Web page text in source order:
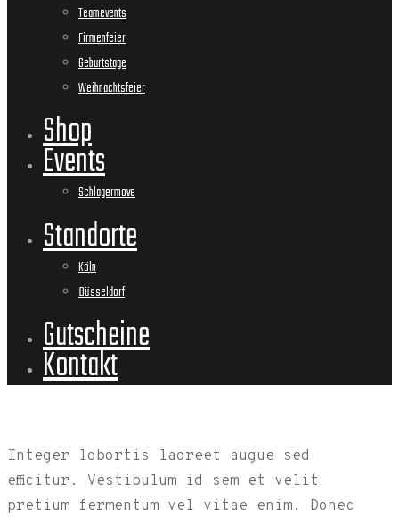
Teamevents
Firmenfeier
Geburtstage
Weihnachtsfeier
Shop
Events
Schlagermove
Standorte
Köln
Düsseldorf
Gutscheine
Kontakt
Integer lobortis laoreet augue sed
efficitur. Vestibulum id sem et velit
pretium fermentum vel vitae enim. Donec